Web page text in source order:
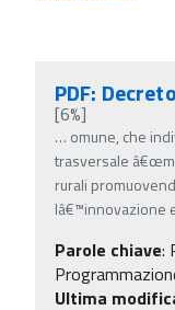
PDF:
[6%]
… omune, che
trasversale
rurali
lâ€™innovazione
Parole chiave:
Ultima